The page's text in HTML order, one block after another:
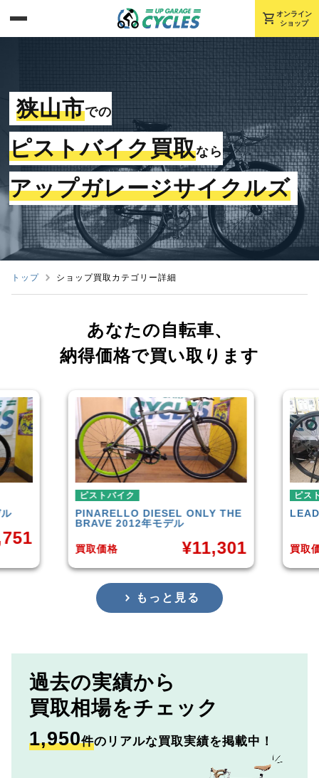
shopping_cart オンライン
ショップ
狭山市での
ピストバイク買取なら
アップガレージサイクルズ
トップ ショップ買取カテゴリー詳細
あなたの自転車、
納得価格で買い取ります
DIESEL ONLY THE
2012年モデル
価格 ¥11,301
LEADER 721TR 2023
買取価格
もっと見る
過去の実績から
買取相場をチェック
1,950件のリアルな買取実績を掲載中！